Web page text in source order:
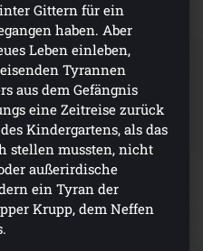
Gittern für ein
haben. Aber
Leben einleben,
Tyrannen
aus dem Gefängnis
eine Zeitreise zurück
Kindergartens, als das
stellen mussten, nicht
außerirdische
ein Tyran der
Krupp, dem Neffen